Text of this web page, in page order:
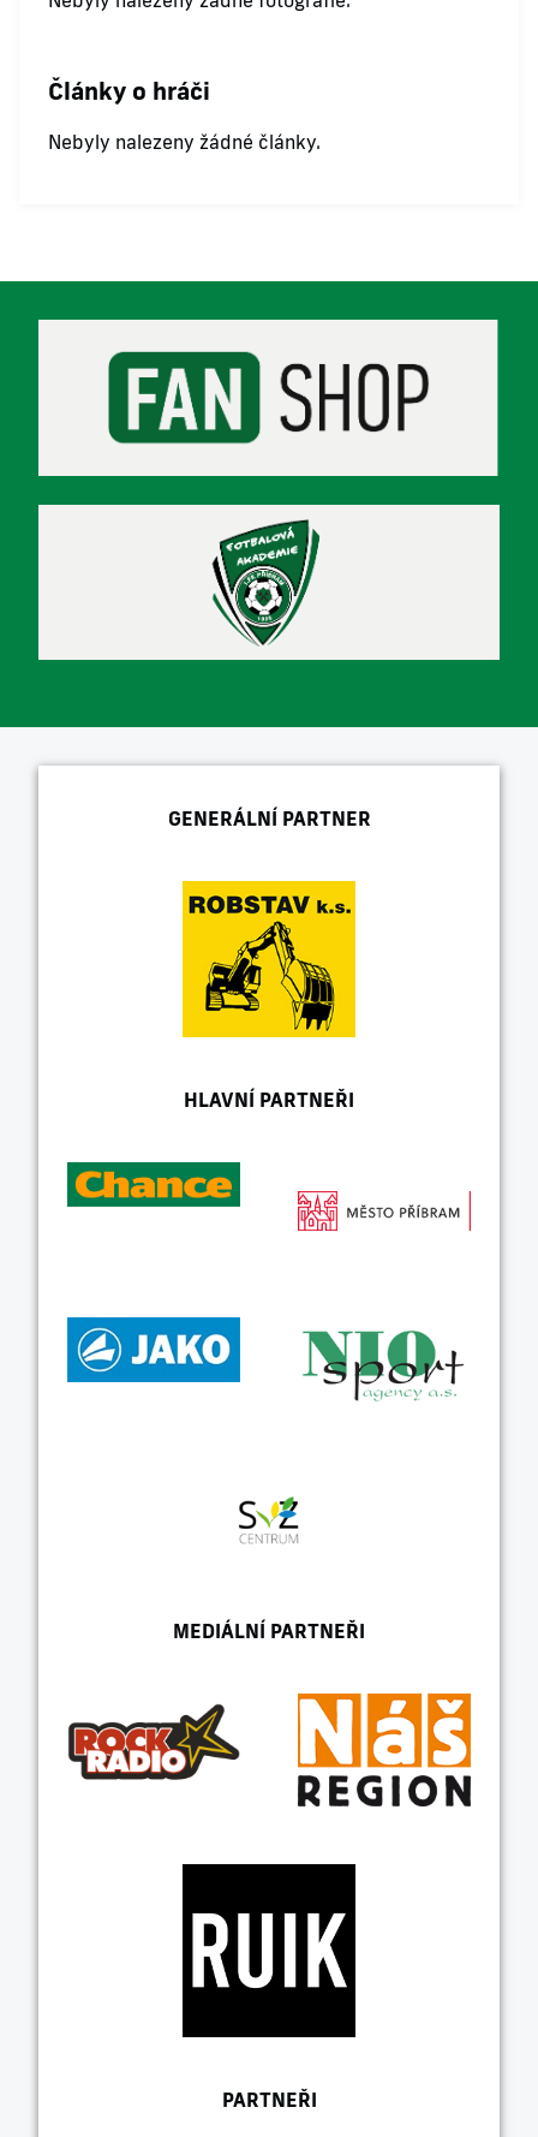
Články o hráči
Nebyly nalezeny žádné články.
GENERÁLNÍ PARTNER
HLAVNÍ PARTNEŘI
MEDIÁLNÍ PARTNEŘI
PARTNEŘI